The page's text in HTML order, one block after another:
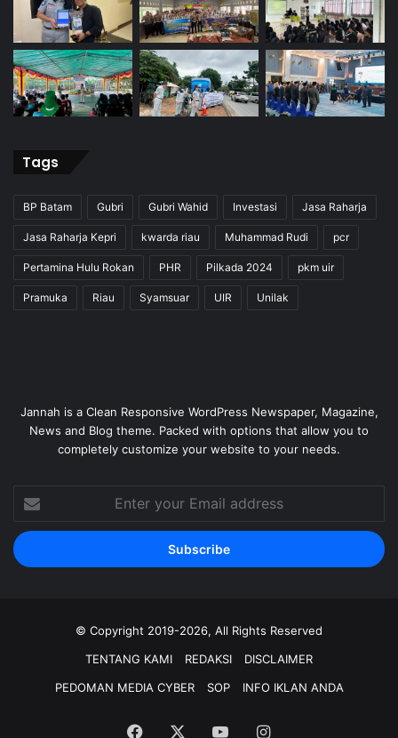
Tags
BP Batam Gubri Gubri Wahid Investasi Jasa Raharja
Jasa Raharja Kepri kwarda riau Muhammad Rudi pcr
Pertamina Hulu Rokan PHR Pilkada 2024 pkm uir
Pramuka Riau Syamsuar UIR Unilak
Jannah is a Clean Responsive WordPress Newspaper, Magazine,
News and Blog theme. Packed with options that allow you to
completely customize your website to your needs.
your
Email
address
© Copyright 2019-2026, All Rights Reserved
TENTANG KAMI
REDAKSI
DISCLAIMER
PEDOMAN MEDIA CYBER
SOP INFO IKLAN ANDA
Facebook YouTubeInstagram